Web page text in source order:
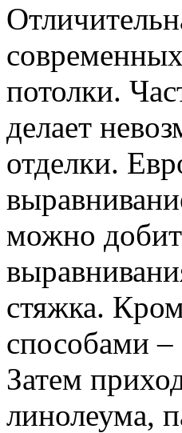
потолки.
делает
отделки.
можно
стяжка.
способами
Затем
линолеума,